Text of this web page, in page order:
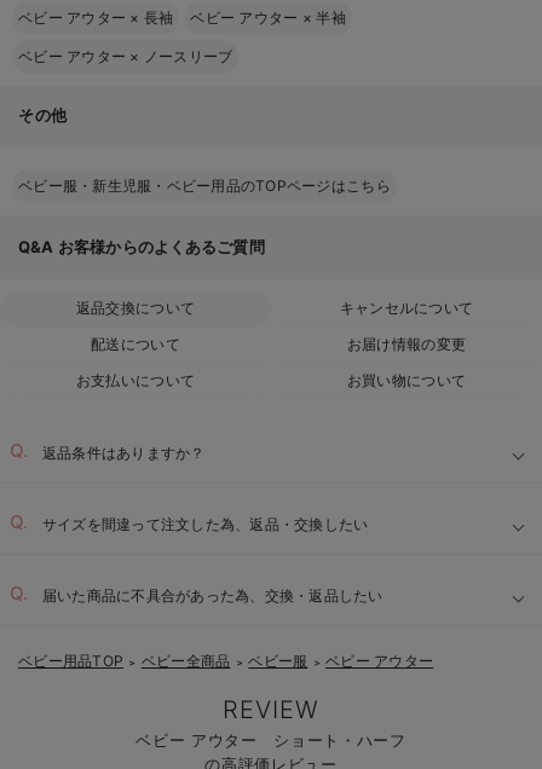
ベビー アウター × 長袖 ベビー アウター ×半袖
ベビー アウター × ノースリーブ
その他
ベビー服・新生児服・ベビー用品のTOPページはこちら
Q&A お客様からのよくあるご質問
返品交換について
キャンセルについて
配送について
お届け情報の変更
お支払いについて
お買い物について
返品条件はありますか？
サイズを間違って注文した為、返品・交換したい
届いた商品に不具合があった為、交換・返品したい
ベビー用品TOP ＞ ベビー全商品 ＞ ベビー服 ＞ ベビー アウター
REVIEW
ベビー アウター ショート・ハーフ
の高評価レビュー